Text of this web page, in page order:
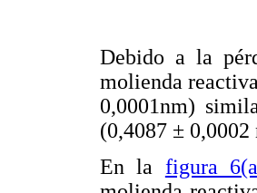
Debido a la
molienda
0,0001nm)
(0,4087 ± 0,0002
En la figura